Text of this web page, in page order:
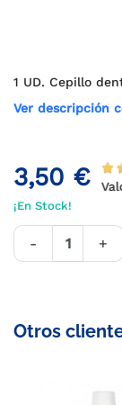
1 UD. Cepillo
Ver descripción
3,50 €
¡En Stock!
- +
Otros